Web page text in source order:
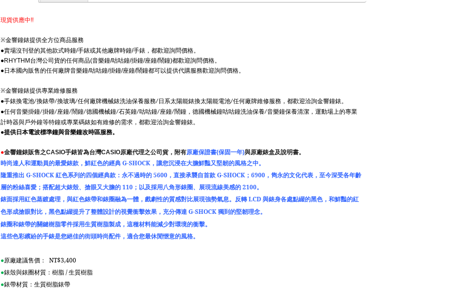
現貨供應中!!
※金響鐘錶提供全方位商品服務
●賣場沒刊登的其他款式時鐘/手錶或其他廠牌時鐘/手錶，都歡迎詢問價格。
●RHYTHM台灣公司貨的任何商品(音樂鐘/咕咕鐘/掛鐘/座鐘/鬧鐘)都歡迎詢問價格。
●日本國內販售的任何廠牌音樂鐘/咕咕鐘/掛鐘/座鐘/鬧鐘都可以提供代購服務歡迎詢問價格。
※金響鐘錶提供專業維修服務
●手錶換電池/換錶帶/換玻璃/任何廠牌機械錶洗油保養服務/日系太陽能錶換太陽能電池/任何廠牌維修服務，都歡迎洽詢金響鐘錶。
●任何音樂掛鐘/掛鐘/座鐘/鬧鐘/德國機械鐘/石英鐘/咕咕鐘/座鐘/鬧鐘，德國機械鐘咕咕鐘洗油保養/音樂鐘保養清潔，運動場上的專業
計時器與戶外鐘等特鐘或專業碼錶如有維修的需求，都歡迎洽詢金響鐘錶。
●提供日本電波標準鐘與音樂鐘改時區服務。
●金響鐘錶販售之CASIO手錶皆為台灣CASIO原廠代理之公司貨，附有原廠保證書(保固一年)與原廠錶盒及說明書。
時尚達人和運動員的最愛錶款，鮮紅色的經典G-SHOCK ，讓您沉浸在大膽鮮豔又堅韌的風格之中。
隆重推出 G-SHOCK紅色系列的四個經典款：永不過時的5600 ，直接承襲自首款G-SHOCK ； 6900 ，雋永的文化代表，至今深受各年齡
層的粉絲喜愛；搭配超大錶殼、搶眼又大膽的110 ；以及採用八角形錶圈、展現流線美感的2100。
錶面採用紅色蒸鍍處理，與紅色錶帶和錶圈融為一體，戲劇性的質感對比展現強勢氣息。反轉LCD與錶身各處點綴的黑色，和鮮豔的紅
色形成搶眼對比，黑色點綴提升了整體設計的視覺衝擊效果，充分傳達G-SHOCK獨到的堅韌理念。
錶圈和錶帶的關鍵樹脂零件採用生質樹脂製成，這種材料能減少對環境的衝擊。
這些色彩繽紛的手錶是您絕佳的街頭時尚配件，適合您最休閒愜意的風格。
●原廠建議售價：
NT$3,400
●錶殼與錶圈材質：樹脂/生質樹脂
●錶帶材質：生質樹脂錶帶